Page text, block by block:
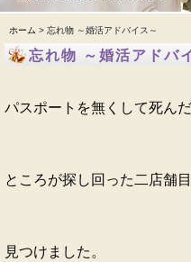
ホーム > 忘れ物 ～婚活アドバイス～
忘れ物 ～婚活アドバ
パスポートを無くして死ん
ところが探し回った二店舗
見つけました。